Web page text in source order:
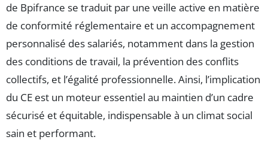
de Bpifrance se traduit par une veille active en matière
de conformité réglementaire et un accompagnement
personnalisé des salariés, notamment dans la gestion
des conditions de travail, la prévention des conflits
collectifs, et l’égalité professionnelle. Ainsi, l’implication
du CE est un moteur essentiel au maintien d’un cadre
sécurisé et équitable, indispensable à un climat social
sain et performant.